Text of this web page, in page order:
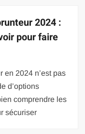
2024 :
pour faire
en 2024 n’est pas
d’options
comprendre les
sécuriser